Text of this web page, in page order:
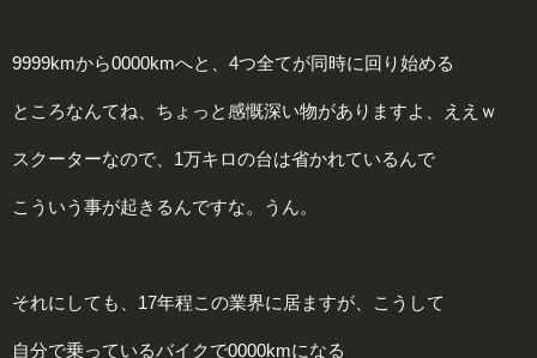
9999kmから0000kmへと、4つ全てが同時に回り始める
ところなんてね、ちょっと感慨深い物がありますよ、ええｗ
スクーターなので、1万キロの台は省かれているんで
こういう事が起きるんですな。うん。
それにしても、17年程この業界に居ますが、こうして
自分で乗っているバイクで0000kmになる